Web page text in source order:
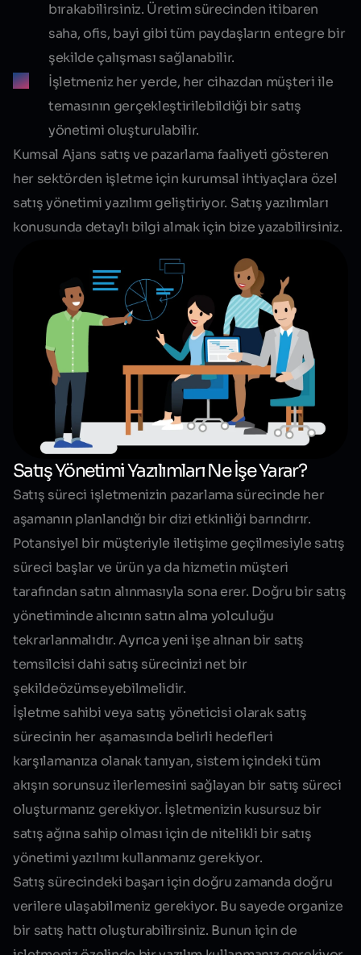
bırakabilirsiniz. Üretim sürecinden itibaren
saha, ofis, bayi gibi tüm paydaşların entegre bir
şekilde çalışması sağlanabilir.
İşletmeniz her yerde, her cihazdan müşteri ile
temasının gerçekleştirilebildiği bir satış
yönetimi oluşturulabilir.
Kumsal Ajans satış ve pazarlama faaliyeti gösteren
her sektörden işletme için kurumsal ihtiyaçlara özel
satış yönetimi yazılımı geliştiriyor. Satış yazılımları
konusunda detaylı bilgi almak için bize yazabilirsiniz.
Satış Yönetimi Yazılımları Ne İşe Yarar?
Satış süreci işletmenizin pazarlama sürecinde her
aşamanın planlandığı bir dizi etkinliği barındırır.
Potansiyel bir müşteriyle iletişime geçilmesiyle satış
süreci başlar ve ürün ya da hizmetin müşteri
tarafından satın alınmasıyla sona erer. Doğru bir satış
yönetiminde alıcının satın alma yolculuğu
tekrarlanmalıdır. Ayrıca yeni işe alınan bir satış
temsilcisi dahi satış sürecinizi net bir
şekildeözümseyebilmelidir.
İşletme sahibi veya satış yöneticisi olarak satış
sürecinin her aşamasında belirli hedefleri
karşılamanıza olanak tanıyan, sistem içindeki tüm
akışın sorunsuz ilerlemesini sağlayan bir satış süreci
oluşturmanız gerekiyor. İşletmenizin kusursuz bir
satış ağına sahip olması için de nitelikli bir satış
yönetimi yazılımı kullanmanız gerekiyor.
Satış sürecindeki başarı için doğru zamanda doğru
verilere ulaşabilmeniz gerekiyor. Bu sayede organize
bir satış hattı oluşturabilirsiniz. Bunun için de